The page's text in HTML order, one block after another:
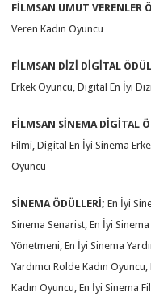
FİLMSAN UMUT VERENLER
Veren Kadın Oyuncu
FİLMSAN DİZİ DİGİTAL
Erkek Oyuncu, Digital En İyi
FİLMSAN SİNEMA DİGİTAL
Filmi, Digital En İyi Sinema
Oyuncu
SİNEMA ÖDÜLLERİ;En İyi
Sinema Senarist, En İyi
Yönetmeni, En İyi Sinema
Yardımcı Rolde Kadın
Kadın Oyuncu, En İyi Sinema